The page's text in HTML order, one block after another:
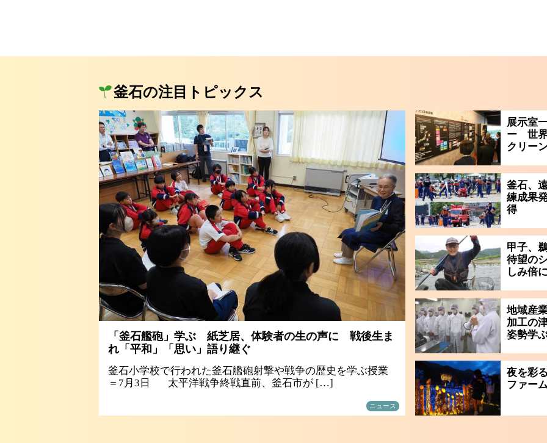
釜石の注目トピックス
「釜石艦砲」学ぶ 紙芝居、体験者の生の声に 戦後生ま
れ「平和」「思い」語り継ぐ
釜石小学校で行われた釜石艦砲射撃や戦争の歴史を学ぶ授業
＝7月3日 太平洋戦争終戦直前、釜石市が […]
ニュース
展示室
ー 世界
クリー
釜石、
練成果
得
甲子、
待望の
しみ倍に
地域産
加工の
姿勢学
夜を彩
ファー